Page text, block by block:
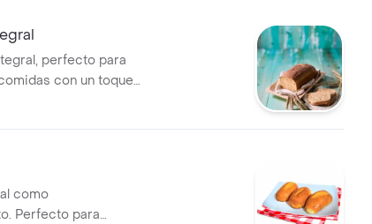
perfecto para
con un toque
como
Perfecto para